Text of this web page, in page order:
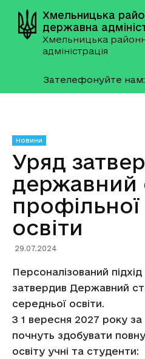
Хмельницька
державна
Хмельницька
адміністрація
Зателефонуйте нам:
Новини
Уряд
державний
освіти
29.07.2024
Персоналізований
затвердив Державний
середньої освіти.
З 1 вересня 2027 року
почнуть здобувати
освіту учні та студенти: